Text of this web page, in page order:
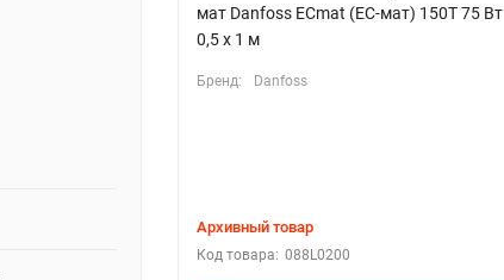
мат Danfoss ECmat (EC-мат) 150T 75 Вт
0,5 x 1 м
Бренд: Danfoss
Архивный товар
Код товара: 088L0200